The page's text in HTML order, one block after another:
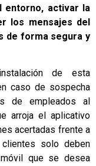
entorno, activar la
los mensajes del
de forma segura y
de esta
caso de sospecha
de empleados al
arroja el aplicativo
acertadas frente a
clientes solo deben
que se desea